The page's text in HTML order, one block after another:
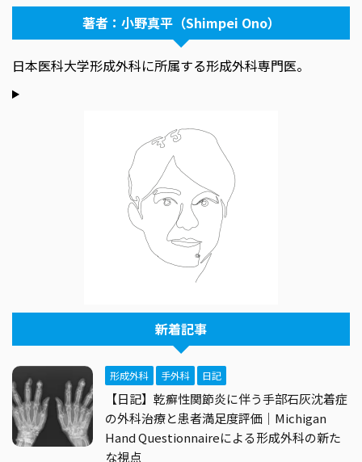
著者：小野真平（Shimpei Ono）
日本医科大学形成外科に所属する形成外科専門医。
新着記事
形成外科 手外科 日記
【日記】乾癬性関節炎に伴う手部石灰沈着症
の外科治療と患者満足度評価｜Michigan
Hand Questionnaireによる形成外科の新た
な視点